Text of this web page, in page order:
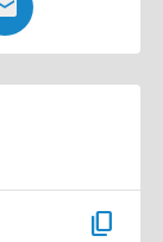
content_copy